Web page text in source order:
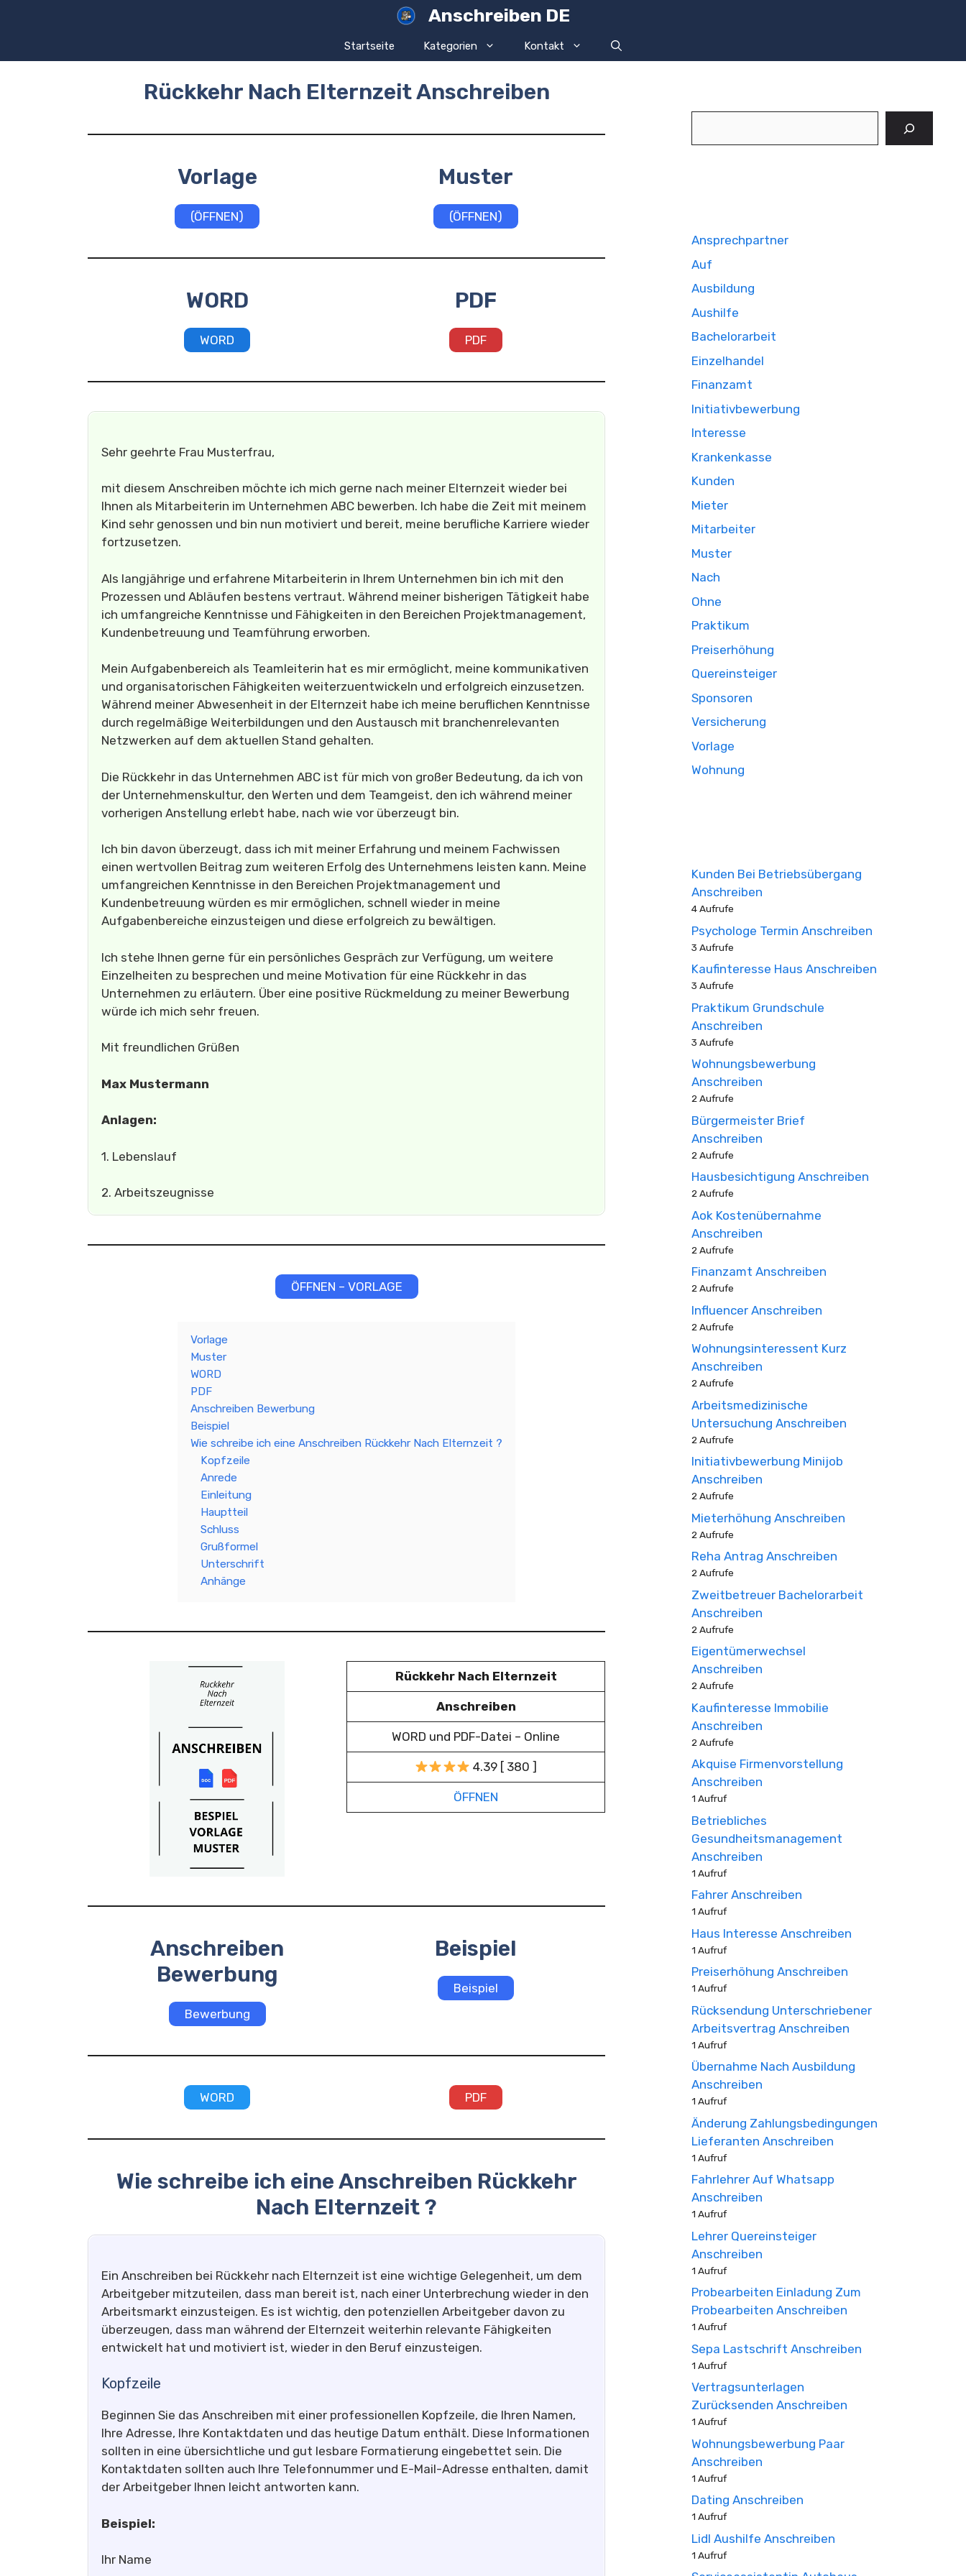
Anschreiben DE
Startseite Kategorien Kontakt
Rückkehr Nach Elternzeit Anschreiben
Vorlage
(ÖFFNEN)
Muster
(ÖFFNEN)
WORD
WORD
PDF
PDF
Sehr geehrte Frau Musterfrau,
mit diesem Anschreiben möchte ich mich gerne nach meiner Elternzeit wieder bei
Ihnen als Mitarbeiterin im Unternehmen ABC bewerben. Ich habe die Zeit mit meinem
Kind sehr genossen und bin nun motiviert und bereit, meine berufliche Karriere wieder
fortzusetzen.
Als langjährige und erfahrene Mitarbeiterin in Ihrem Unternehmen bin ich mit den
Prozessen und Abläufen bestens vertraut. Während meiner bisherigen Tätigkeit habe
ich umfangreiche Kenntnisse und Fähigkeiten in den Bereichen Projektmanagement,
Kundenbetreuung und Teamführung erworben.
Mein Aufgabenbereich als Teamleiterin hat es mir ermöglicht, meine kommunikativen
und organisatorischen Fähigkeiten weiterzuentwickeln und erfolgreich einzusetzen.
Während meiner Abwesenheit in der Elternzeit habe ich meine beruflichen Kenntnisse
durch regelmäßige Weiterbildungen und den Austausch mit branchenrelevanten
Netzwerken auf dem aktuellen Stand gehalten.
Die Rückkehr in das Unternehmen ABC ist für mich von großer Bedeutung, da ich von
der Unternehmenskultur, den Werten und dem Teamgeist, den ich während meiner
vorherigen Anstellung erlebt habe, nach wie vor überzeugt bin.
Ich bin davon überzeugt, dass ich mit meiner Erfahrung und meinem Fachwissen
einen wertvollen Beitrag zum weiteren Erfolg des Unternehmens leisten kann. Meine
umfangreichen Kenntnisse in den Bereichen Projektmanagement und
Kundenbetreuung würden es mir ermöglichen, schnell wieder in meine
Aufgabenbereiche einzusteigen und diese erfolgreich zu bewältigen.
Ich stehe Ihnen gerne für ein persönliches Gespräch zur Verfügung, um weitere
Einzelheiten zu besprechen und meine Motivation für eine Rückkehr in das
Unternehmen zu erläutern. Über eine positive Rückmeldung zu meiner Bewerbung
würde ich mich sehr freuen.
Mit freundlichen Grüßen
Max Mustermann
Anlagen:
1. Lebenslauf
2. Arbeitszeugnisse
ÖFFNEN – VORLAGE
Vorlage
Muster
WORD
PDF
Anschreiben Bewerbung
Beispiel
Wie schreibe ich eine Anschreiben Rückkehr Nach Elternzeit ?
Kopfzeile
Anrede
Einleitung
Hauptteil
Schluss
Grußformel
Unterschrift
Anhänge
Rückkehr Nach Elternzeit
Anschreiben
WORD und PDF-Datei – Online
4.39 [ 380 ]
ÖFFNEN
Anschreiben
Bewerbung
Bewerbung
Beispiel
Beispiel
WORD PDF
Wie schreibe ich eine Anschreiben Rückkehr
Nach Elternzeit ?
Ein Anschreiben bei Rückkehr nach Elternzeit ist eine wichtige Gelegenheit, um dem
Arbeitgeber mitzuteilen, dass man bereit ist, nach einer Unterbrechung wieder in den
Arbeitsmarkt einzusteigen. Es ist wichtig, den potenziellen Arbeitgeber davon zu
überzeugen, dass man während der Elternzeit weiterhin relevante Fähigkeiten
entwickelt hat und motiviert ist, wieder in den Beruf einzusteigen.
Kopfzeile
Beginnen Sie das Anschreiben mit einer professionellen Kopfzeile, die Ihren Namen,
Ihre Adresse, Ihre Kontaktdaten und das heutige Datum enthält. Diese Informationen
sollten in eine übersichtliche und gut lesbare Formatierung eingebettet sein. Die
Kontaktdaten sollten auch Ihre Telefonnummer und E-Mail-Adresse enthalten, damit
der Arbeitgeber Ihnen leicht antworten kann.
Beispiel:
Ihr Name
Ansprechpartner
Auf
Ausbildung
Aushilfe
Bachelorarbeit
Einzelhandel
Finanzamt
Initiativbewerbung
Interesse
Krankenkasse
Kunden
Mieter
Mitarbeiter
Muster
Nach
Ohne
Praktikum
Preiserhöhung
Quereinsteiger
Sponsoren
Versicherung
Vorlage
Wohnung
Kunden Bei Betriebsübergang
Anschreiben
4 Aufrufe
Psychologe Termin Anschreiben
3 Aufrufe
Kaufinteresse Haus Anschreiben
3 Aufrufe
Praktikum Grundschule
Anschreiben
3 Aufrufe
Wohnungsbewerbung
Anschreiben
2 Aufrufe
Bürgermeister Brief
Anschreiben
2 Aufrufe
Hausbesichtigung Anschreiben
2 Aufrufe
Aok Kostenübernahme
Anschreiben
2 Aufrufe
Finanzamt Anschreiben
2 Aufrufe
Influencer Anschreiben
2 Aufrufe
Wohnungsinteressent Kurz
Anschreiben
2 Aufrufe
Arbeitsmedizinische
Untersuchung Anschreiben
2 Aufrufe
Initiativbewerbung Minijob
Anschreiben
2 Aufrufe
Mieterhöhung Anschreiben
2 Aufrufe
Reha Antrag Anschreiben
2 Aufrufe
Zweitbetreuer Bachelorarbeit
Anschreiben
2 Aufrufe
Eigentümerwechsel
Anschreiben
2 Aufrufe
Kaufinteresse Immobilie
Anschreiben
2 Aufrufe
Akquise Firmenvorstellung
Anschreiben
1 Aufruf
Betriebliches
Gesundheitsmanagement
Anschreiben
1 Aufruf
Fahrer Anschreiben
1 Aufruf
Haus Interesse Anschreiben
1 Aufruf
Preiserhöhung Anschreiben
1 Aufruf
Rücksendung Unterschriebener
Arbeitsvertrag Anschreiben
1 Aufruf
Übernahme Nach Ausbildung
Anschreiben
1 Aufruf
Änderung Zahlungsbedingungen
Lieferanten Anschreiben
1 Aufruf
Fahrlehrer Auf Whatsapp
Anschreiben
1 Aufruf
Lehrer Quereinsteiger
Anschreiben
1 Aufruf
Probearbeiten Einladung Zum
Probearbeiten Anschreiben
1 Aufruf
Sepa Lastschrift Anschreiben
1 Aufruf
Vertragsunterlagen
Zurücksenden Anschreiben
1 Aufruf
Wohnungsbewerbung Paar
Anschreiben
1 Aufruf
Dating Anschreiben
1 Aufruf
Lidl Aushilfe Anschreiben
1 Aufruf